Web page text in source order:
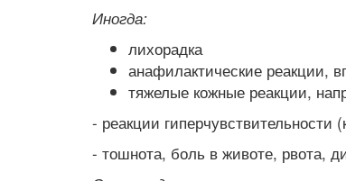
Иногда:
лихорадка
анафилактические реакции,
тяжелые кожные реакции,
- реакции гиперчувствительности
- тошнота, боль в животе, рвота,